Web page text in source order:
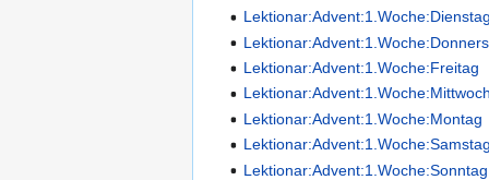
Lektionar:Advent:1.Woche:Freitag
Lektionar:Advent:1.Woche:Montag
Lektionar:Advent:1.Woche:Sonntag